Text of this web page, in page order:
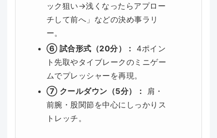
ック狙い→浅くなったらアプロー
チして前へ」などの決め事ラリ
ー。
⑥ 試合形式（20分）：
4ポイン
ト先取やタイブレークのミニゲー
ムでプレッシャーを再現。
⑦ クールダウン（5分）：
肩・
前腕・股関節を中心にしっかりス
トレッチ。